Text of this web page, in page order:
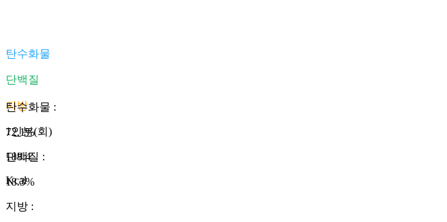
탄수화물
단백질
지방
1인분(회)
188.4
Kcal
탄수화물 :
72.1%
단백질 :
18.3%
지방 :